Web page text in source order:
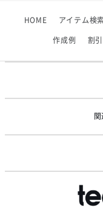
2026/06/09
【アシックス】一部商品
HOME アイテム検索
作成例 割